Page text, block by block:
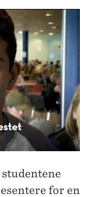
for en